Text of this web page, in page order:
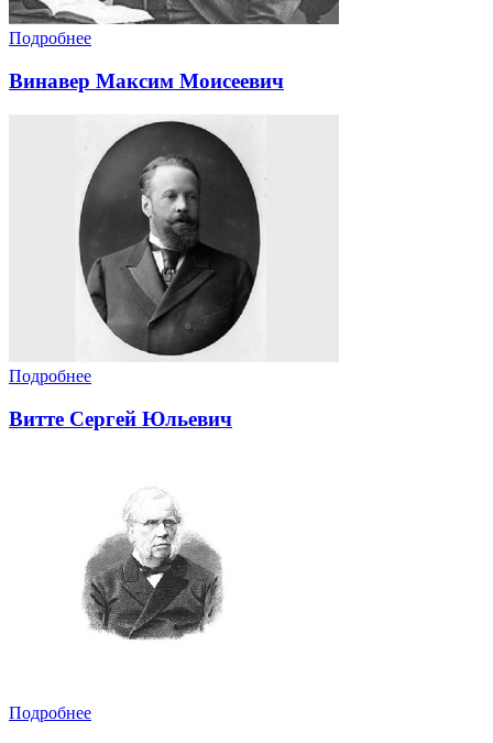
Подробнее
Винавер Максим Моисеевич
Подробнее
Витте Сергей Юльевич
Подробнее